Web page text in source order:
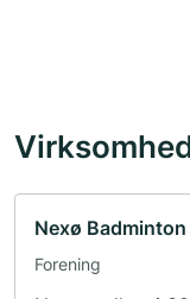
Nexø
Forening